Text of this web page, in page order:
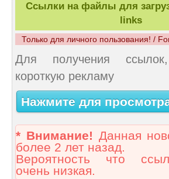
Ссылки на файлы для
links
Только для личного пользования! /
Для получения
короткую рекламу
Нажмите для
* Внимание! Данная
более 2 лет назад.
Вероятность что
очень низкая.